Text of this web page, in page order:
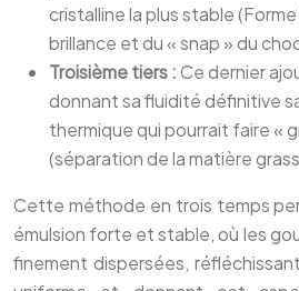
cristalline la plus stable
brillance et du « snap » du
Troisième tiers :Ce dernier
donnant sa fluidité définitive
thermique qui pourrait faire «
(séparation de la matière
Cette méthode en trois temps
émulsion forte et stable, où les
finement dispersées,